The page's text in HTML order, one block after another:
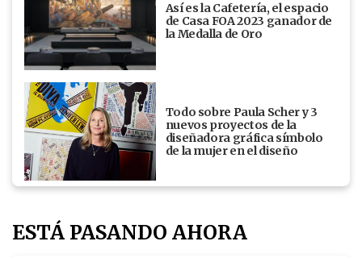
Así es la Cafetería, el espacio
de Casa FOA 2023 ganador de
la Medalla de Oro
Todo sobre Paula Scher y 3
nuevos proyectos de la
diseñadora gráfica símbolo
de la mujer en el diseño
ESTÁ PASANDO AHORA